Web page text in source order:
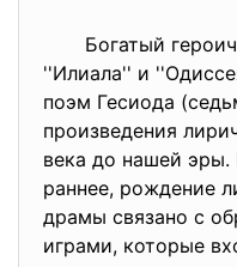
Богатый
''Илиала'' и
поэм Гесиода
произведения
века до нашей
раннее, рождение
драмы связано с
играми, которые